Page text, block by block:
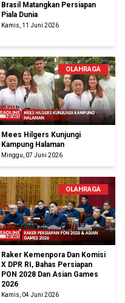
Brasil Matangkan Persiapan
Piala Dunia
Kamis, 11 Juni 2026
OLAHRAGA
Mees Hilgers Kunjungi
Kampung Halaman
Minggu, 07 Juni 2026
OLAHRAGA
Raker Kemenpora Dan Komisi
X DPR RI, Bahas Persiapan
PON 2028 Dan Asian Games
2026
Kamis, 04 Juni 2026